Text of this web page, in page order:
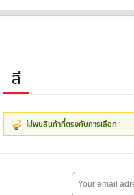
สี
ไม่พบสินค้าที่ตรงกับการเลือก